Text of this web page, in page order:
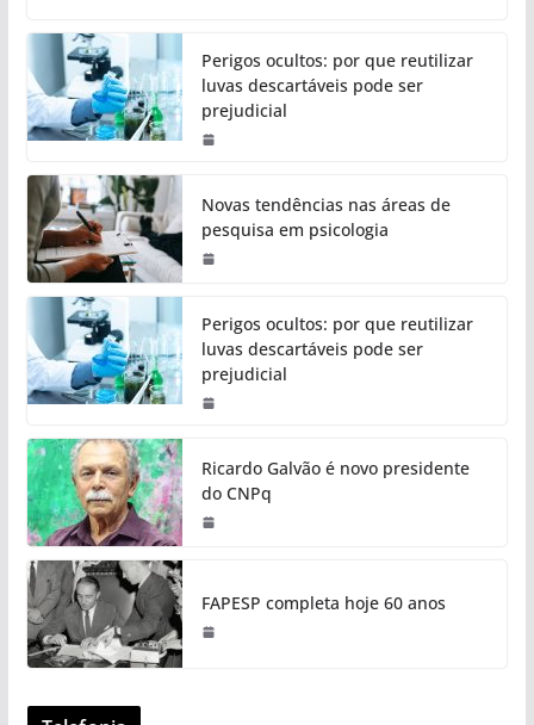
Perigos ocultos: por que reutilizar
luvas descartáveis pode ser
prejudicial
Novas tendências nas áreas de
pesquisa em psicologia
Perigos ocultos: por que reutilizar
luvas descartáveis pode ser
prejudicial
Ricardo Galvão é novo presidente
do CNPq
FAPESP completa hoje 60 anos